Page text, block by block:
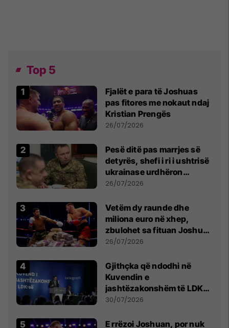
Top 5
Fjalët e para të Joshuas
pas fitores me nokaut ndaj
Kristian Prengës
26/07/2026
Pesë ditë pas marrjes së
detyrës, shefi i ri i ushtrisë
ukrainase urdhëron
kontroll të madh
26/07/2026
Vetëm dy raunde dhe
miliona euro në xhep,
zbulohet sa fituan Joshua
e Prenga
26/07/2026
Gjithçka që ndodhi në
Kuvendin e
jashtëzakonshëm të LDK-
së
30/07/2026
E rrëzoi Joshuan, por nuk